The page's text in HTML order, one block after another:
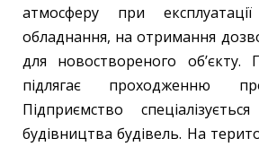
атмосферу при експлуатації
обладнання, на отримання
для новоствореного об’єкту.
підлягає проходженню
Підприємство
будівництва будівель. На